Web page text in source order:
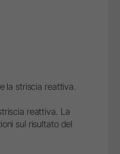
la striscia reattiva.
reattiva. La
sul risultato del